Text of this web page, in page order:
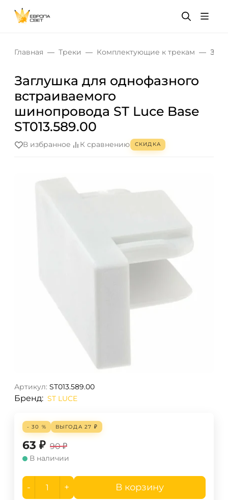
Главная Треки Комплектующие к трекам
Заглушка для однофазного
встраиваемого
шинопровода ST Luce Base
ST013.589.00
В избранное К сравнению СКИДКА
Артикул: ST013.589.00
Бренд: ST LUCE
- 30 % ВЫГОДА 27 ₽
63 ₽ 90 ₽
В наличии
- + В корзину